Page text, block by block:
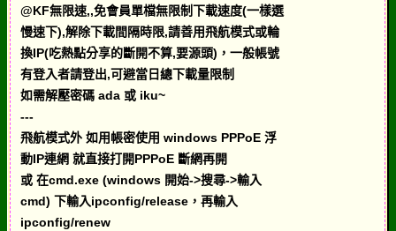
@KF無限速,,免會員單檔無限制下載速度(一樣選
慢速下),解除下載間隔時限,請善用飛航模式或輪
換IP(吃熱點分享的斷開不算,要源頭)，一般帳號
有登入者請登出,可避當日總下載量限制
如需解壓密碼 ada 或 iku~
---
飛航模式外 如用帳密使用 windows PPPoE 浮
動IP連網 就直接打開PPPoE 斷網再開
或 在cmd.exe (windows 開始->搜尋->輸入
cmd) 下輸入ipconfig/release，再輸入
ipconfig/renew